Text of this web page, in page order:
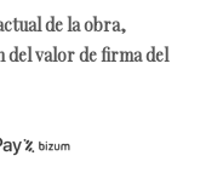
de la obra,
del valor de firma del